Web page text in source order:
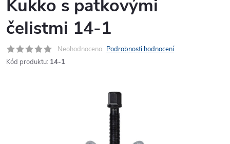
Kukko s patkovými
čelistmi 14-1
Neohodnoceno Podrobnosti hodnocení
Kód produktu: 14-1